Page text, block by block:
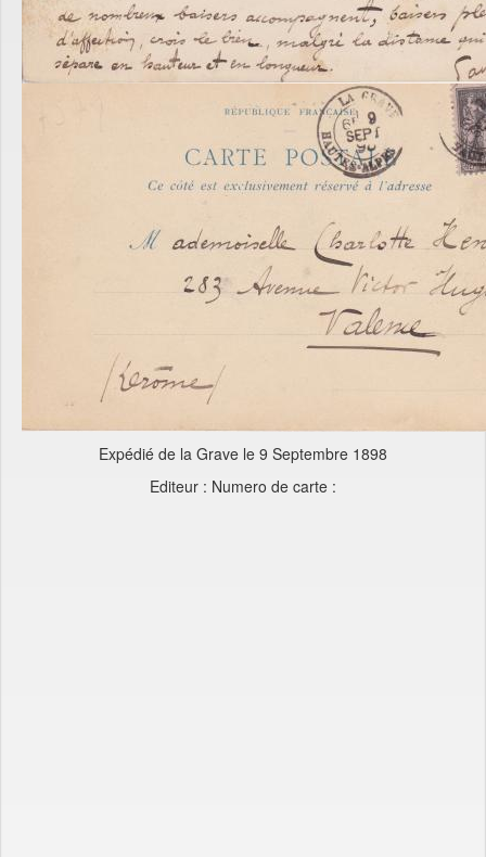
Expédié de la Grave le 9 Septembre 1898
Editeur : Numero de carte :